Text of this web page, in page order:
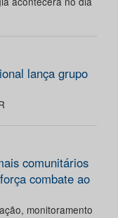
lança grupo
comunitários
combate ao
monitoramento